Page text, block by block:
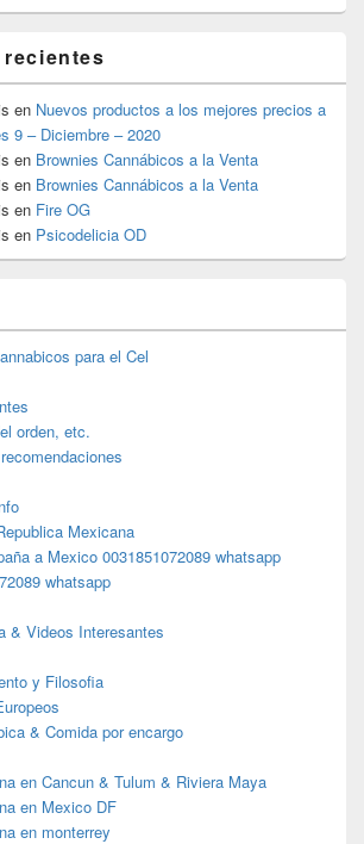
en Nuevos productos a los mejores precios a
9 – Diciembre – 2020
en Brownies Cannábicos a la Venta
en Brownies Cannábicos a la Venta
en Fire OG
en Psicodelicia OD
para el Cel
orden, etc.
Mexicana
a Mexico 0031851072089 whatsapp
whatsapp
& Videos Interesantes
y Filosofia
& Comida por encargo
en Cancun & Tulum & Riviera Maya
en Mexico DF
en monterrey